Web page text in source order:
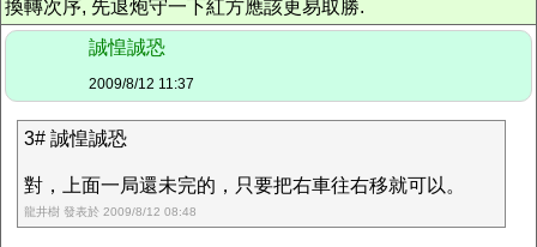
換轉次序, 先退炮守一下紅方應該更易取勝.
誠惶誠恐
2009/8/12 11:37
3# 誠惶誠恐
對，上面一局還未完的，只要把右車往右移就可以。
龍井樹 發表於 2009/8/12 08:48